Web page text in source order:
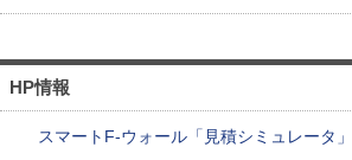
HP情報
スマートF-ウォール「見積シミュレータ